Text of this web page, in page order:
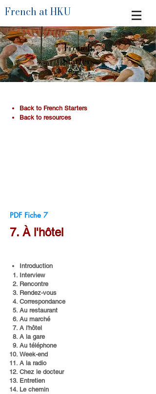
French at HKU
French
Starters
​Back to French Starters
Back to resources
PDF Fiche 7
7. À l'hôtel
Introduction​
Interview
Rencontre
Rendez-vous
Correspondance
Au restaurant
Au marché
A l'hôtel
A la gare
Au téléphone
Week-end
A la radio
Chez le docteur
Entretien
Le chemin